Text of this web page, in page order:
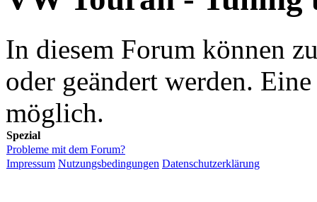
In diesem Forum können
oder geändert werden.
möglich.
Spezial
Probleme mit dem Forum?
Impressum Nutzungsbedingungen Datenschutzerklärung